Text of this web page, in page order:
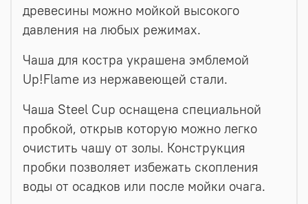
древесины можно мойкой высокого
давления на любых режимах.
Чаша для костра украшена эмблемой
Up!Flame из нержавеющей стали.
Чаша Steel Cup оснащена специальной
пробкой, открыв которую можно легко
очистить чашу от золы. Конструкция
пробки позволяет избежать скопления
воды от осадков или после мойки очага.